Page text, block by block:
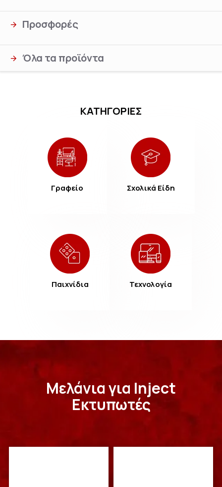
Προσφορές
Όλα τα προϊόντα
ΚΑΤΗΓΟΡΙΕΣ
Γραφείο Σχολικά Είδη
Παιχνίδια Τεχνολογία
Μελάνια για Inject
Εκτυπωτές